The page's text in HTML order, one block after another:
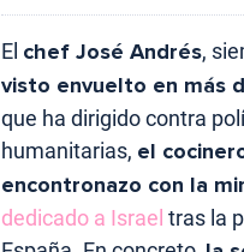
El chef José Andrés,
visto envuelto en más
que ha dirigido contra
humanitarias, el
encontronazo con la
dedicado a Israel tras la